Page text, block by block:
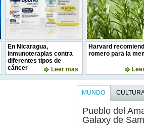
En Nicaragua,
inmunoterapias contra
diferentes tipos de
cáncer
Leer mas
Harvard
romero para la
MUNDO
Pueblo del
Galaxy de